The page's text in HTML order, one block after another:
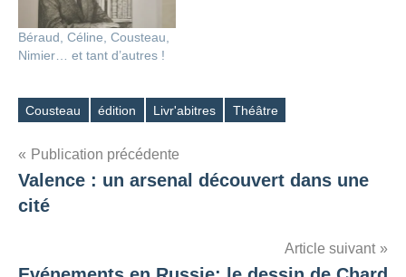
Béraud, Céline, Cousteau,
Nimier… et tant d’autres !
Étiquettes
Cousteau édition Livr'abitres Théâtre
Navigation
de
Publication précédente
Valence : un arsenal découvert dans une
cité
Article suivant